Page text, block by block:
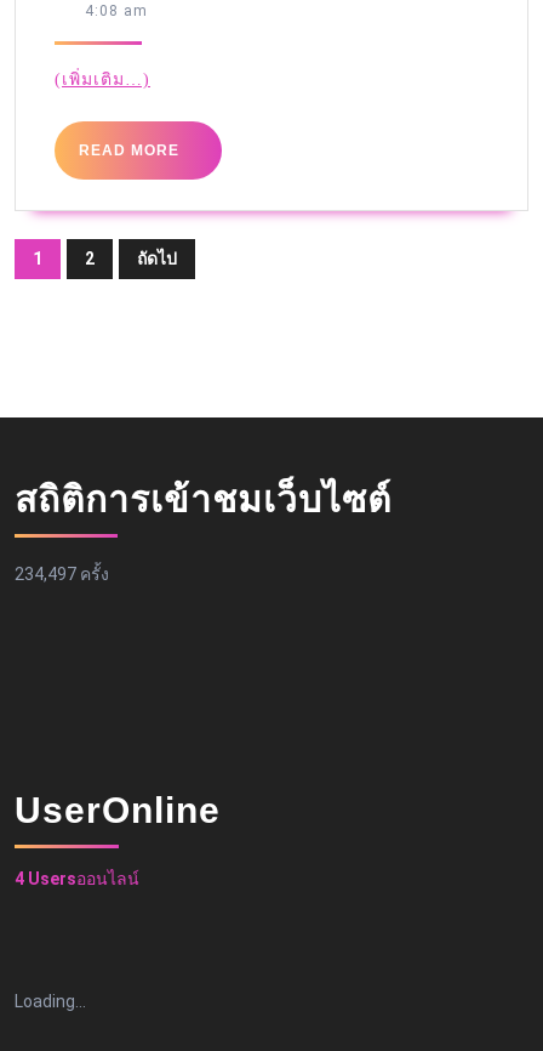
4:08 am
(เพิ่มเติม…)
READ MORE
1 2 ถัดไป
สถิติการเข้าชมเว็บไซต์
234,497 ครั้ง
UserOnline
4 Usersออนไลน์
Loading…